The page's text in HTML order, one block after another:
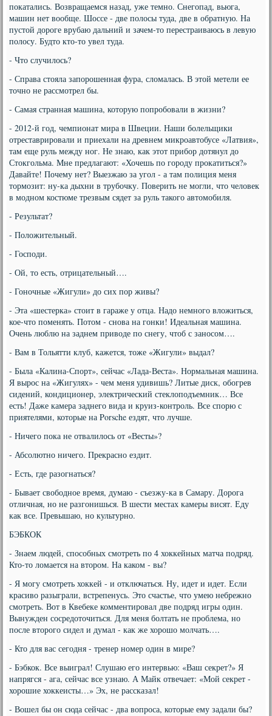
покатались. Возвращаемся назад, уже темно. Снегопад, вьюга,
машин нет вообще. Шоссе - две полосы туда, две в обратную. На
пустой дороге врубаю дальний и зачем-то перестраиваюсь в левую
полосу. Будто кто-то увел туда.
- Что случилось?
- Справа стояла запорошенная фура, сломалась. В этой метели ее
точно не рассмотрел бы.
- Самая странная машина, которую попробовали в жизни?
- 2012-й год, чемпионат мира в Швеции. Наши болельщики
отреставрировали и приехали на древнем микроавтобусе «Латвия»,
там еще руль между ног. Не знаю, как этот прибор дотянул до
Стокгольма. Мне предлагают: «Хочешь по городу прокатиться?»
Давайте! Почему нет? Выезжаю за угол - а там полиция меня
тормозит: ну-ка дыхни в трубочку. Поверить не могли, что человек
в модном костюме трезвым сядет за руль такого автомобиля.
- Результат?
- Положительный.
- Господи.
- Ой, то есть, отрицательный….
- Гоночные «Жигули» до сих пор живы?
- Эта «шестерка» стоит в гараже у отца. Надо немного вложиться,
кое-что поменять. Потом - снова на гонки! Идеальная машина.
Очень люблю на заднем приводе по снегу, чтоб с заносом….
- Вам в Тольятти клуб, кажется, тоже «Жигули» выдал?
- Была «Калина-Спорт», сейчас «Лада-Веста». Нормальная машина.
Я вырос на «Жигулях» - чем меня удивишь? Литые диск, обогрев
сидений, кондиционер, электрический стеклоподъемник… Все
есть! Даже камера заднего вида и круиз-контроль. Все спорю с
приятелями, которые на Porsche ездят, что лучше.
- Ничего пока не отвалилось от «Весты»?
- Абсолютно ничего. Прекрасно ездит.
- Есть, где разогнаться?
- Бывает свободное время, думаю - съезжу-ка в Самару. Дорога
отличная, но не разгонишься. В шести местах камеры висят. Еду
как все. Превышаю, но культурно.
БЭБКОК
- Знаем людей, способных смотреть по 4 хоккейных матча подряд.
Кто-то ломается на втором. На каком - вы?
- Я могу смотреть хоккей - и отключаться. Ну, идет и идет. Если
красиво разыграли, встрепенусь. Это счастье, что умею небрежно
смотреть. Вот в Квебеке комментировал две подряд игры один.
Вынужден сосредоточиться. Для меня болтать не проблема, но
после второго сидел и думал - как же хорошо молчать….
- Кто для вас сегодня - тренер номер один в мире?
- Бэбкок. Все выиграл! Слушаю его интервью: «Ваш секрет?» Я
напрягся - ага, сейчас все узнаю. А Майк отвечает: «Мой секрет -
хорошие хоккеисты…» Эх, не рассказал!
- Вошел бы он сюда сейчас - два вопроса, которые ему задали бы?